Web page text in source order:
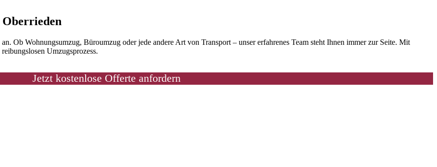
Oberrieden
Ob Wohnungsumzug, Büroumzug oder jede andere Art von Transport – unser erfahrenes Team steht Ihnen immer zur Seite. Mit
Umzugsprozess.
Jetzt kostenlose Offerte anfordern